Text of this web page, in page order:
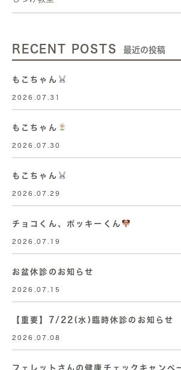
RECENT POSTS 最近の投稿
もこちゃん
2026.07.31
もこちゃん
2026.07.30
もこちゃん
2026.07.29
チョコくん、ポッキーくん
2026.07.19
お盆休診のお知らせ
2026.07.15
【重要】7/22(水)臨時休診のお知らせ
2026.07.08
フェレットさんの健康チェックキャンペ